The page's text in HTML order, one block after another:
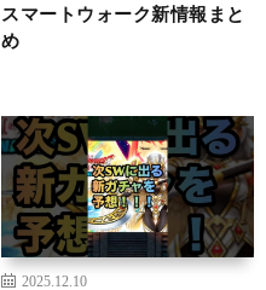
スマートウォーク新情報まと
め
2025.12.10